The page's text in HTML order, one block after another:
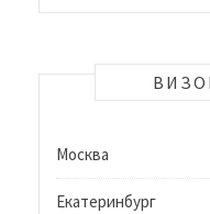
Москва
Екатеринбург